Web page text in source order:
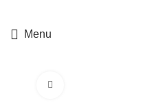
Menu